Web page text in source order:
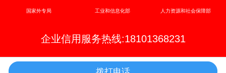
国家外专局 工业和信息化部 人力资源和社会保障部
企业信用服务热线:18101368231